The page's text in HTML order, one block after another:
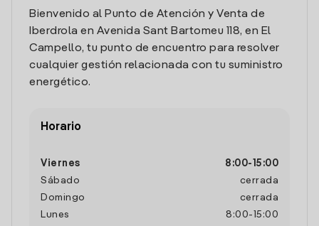
Bienvenido al Punto de Atención y Venta de
Iberdrola en Avenida Sant Bartomeu 118, en El
Campello, tu punto de encuentro para resolver
cualquier gestión relacionada con tu suministro
energético.
Horario
Viernes 8:00- 15:00
Sábado
cerrada
Domingo
cerrada
Lunes
8:00- 15:00